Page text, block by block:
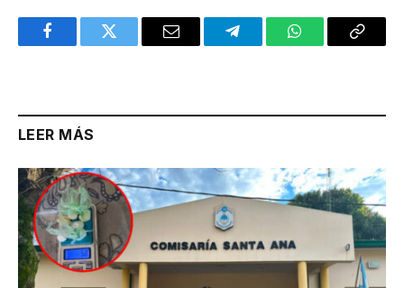
FacebookTwitter Email TelegramWhatsAppCopy
LEER MÁS